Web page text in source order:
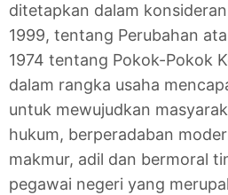
ditetapkan dalam
1999, tentang Perubahan
1974 tentang Pokok-Pokok
dalam rangka usaha
untuk mewujudkan
hukum, berperadaban
makmur, adil dan bermoral
pegawai negeri yang